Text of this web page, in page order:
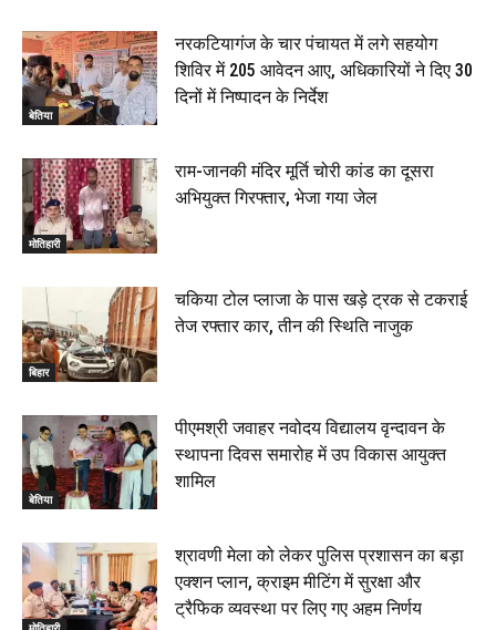
बेतिया
नरकटियागंज के चार पंचायत में लगे सहयोग
शिविर में 205 आवेदन आए, अधिकारियों ने दिए 30
दिनों में निष्पादन के निर्देश
मोतिहारी
राम-जानकी मंदिर मूर्ति चोरी कांड का दूसरा
अभियुक्त गिरफ्तार, भेजा गया जेल
बिहार
चकिया टोल प्लाजा के पास खड़े ट्रक से टकराई
तेज रफ्तार कार, तीन की स्थिति नाजुक
बेतिया
पीएमश्री जवाहर नवोदय विद्यालय वृन्दावन के
स्थापना दिवस समारोह में उप विकास आयुक्त
शामिल
श्रावणी मेला को लेकर पुलिस प्रशासन का बड़ा
एक्शन प्लान, क्राइम मीटिंग में सुरक्षा और
ट्रैफिक व्यवस्था पर लिए गए अहम निर्णय